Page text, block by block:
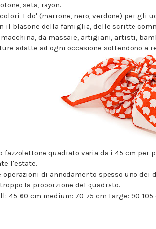
seta, rayon.
'Edo' (marrone, nero, verdone) per gli
il blasone della famiglia, delle scritte
macchina, da massaie, artigiani, artisti,
adatte ad ogni occasione sottendono a
fazzolettone quadrato varia da i 45 cm per
l'estate.
operazioni di annodamento spesso uno
la proporzione del quadrato.
45-60 cm medium: 70-75 cm Large: 90-105